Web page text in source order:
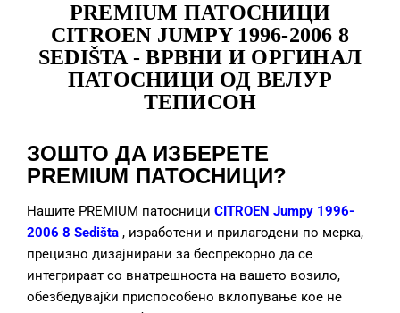
PREMIUM ПАТОСНИЦИ
CITROEN JUMPY 1996-2006 8
SEDIŠTA - ВРВНИ И ОРГИНАЛ
ПАТОСНИЦИ ОД ВЕЛУР
ТЕПИСОН
ЗОШТО ДА ИЗБЕРЕТЕ
PREMIUM ПАТОСНИЦИ?
Нашите PREMIUM патосници CITROEN Jumpy 1996-
2006 8 Sedišta , изработени и прилагодени по мерка,
прецизно дизајнирани за беспрекорно да се
интегрираат со внатрешноста на вашето возило,
обезбедувајќи приспособено вклопување кое не